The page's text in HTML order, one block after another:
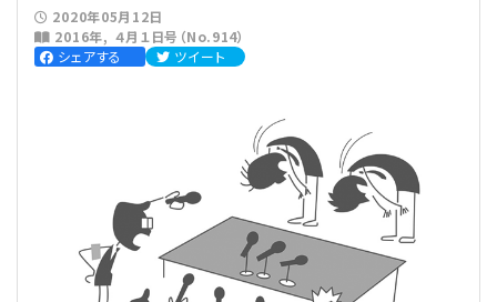
法人運営
理事・監事
評議員
会計・税務
給与計算
利益相反取引
2020年05月12日
2016年
４月１日号（No.914）
シェアする
ツイート